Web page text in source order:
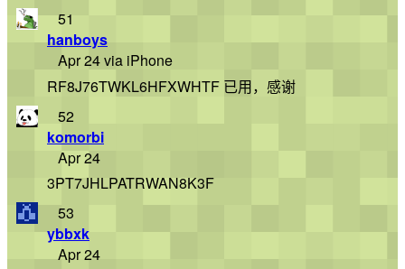
51
hanboys
Apr 24 via iPhone
RF8J76TWKL6HFXWHTF 已用，感谢
52
komorbi
Apr 24
3PT7JHLPATRWAN8K3F
53
ybbxk
Apr 24